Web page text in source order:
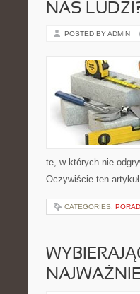
NAS
POSTED BY ADMIN
te, w których nie
Oczywiście ten
CATEGORIES: